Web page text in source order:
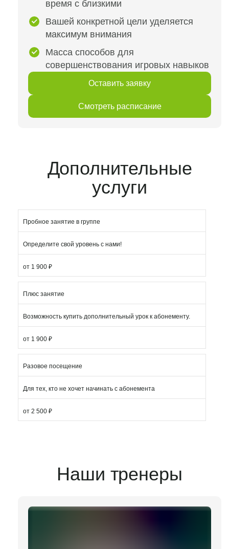
время с близкими
Вашей конкретной цели уделяется
максимум внимания
Масса способов для
совершенствования игровых навыков
Оставить заявку
Смотреть расписание
Дополнительные
услуги
Пробное занятие в группе
Определите свой уровень с нами!
от 1 900 ₽
Плюс занятие
Возможность купить дополнительный урок к абонементу.
от 1 900 ₽
Разовое посещение
Для тех, кто не хочет начинать с абонемента
от 2 500 ₽
Наши тренеры